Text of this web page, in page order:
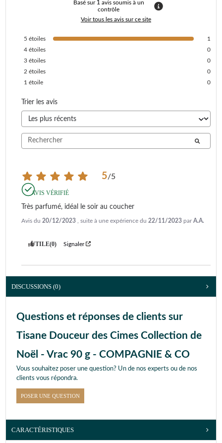
Basé sur 1 avis soumis à un
contrôle
Voir tous les avis sur ce site
5 étoiles
1
4 étoiles
0
3 étoiles
0
2 étoiles
0
1 étoile 0
Trier les avis
5/5
AVIS VÉRIFIÉ
Très parfumé, idéal le soir au coucher
Avis du 20/12/2023 , suite à une expérience du 22/11/2023 parA.A.
UTILE(0) Signaler
DISCUSSIONS (0)
Questions et réponses de clients sur
Tisane Douceur des Cimes Collection de
Noël - Vrac 90 g - COMPAGNIE & CO
Vous souhaitez poser une question? Un de nos experts ou de nos
clients vous répondra.
POSER UNE QUESTION
CARACTÉRISTIQUES